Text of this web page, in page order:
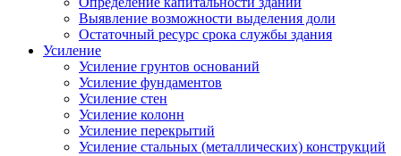
Выявление возможности выделения доли
Остаточный ресурс срока службы здания
Усиление
Усиление грунтов оснований
Усиление фундаментов
Усиление стен
Усиление колонн
Усиление перекрытий
Усиление стальных (металлических) конструкций